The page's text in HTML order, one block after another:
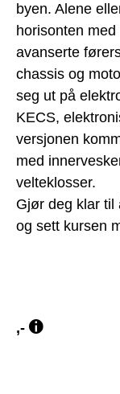
byen. Alene
horisonten
avanserte
chassis og
seg ut på
KECS,
versjonen
med
velteklosser.
Gjør deg klar til
og sett kursen
,-